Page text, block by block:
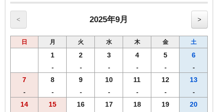
< 2025年9月 >
日 月 火 水 木 金 土
1
-
2
-
3
-
4
-
5
-
6
-
7
-
8
-
9
-
10
-
11
-
12
-
13
-
14 15 16 17 18 19 20